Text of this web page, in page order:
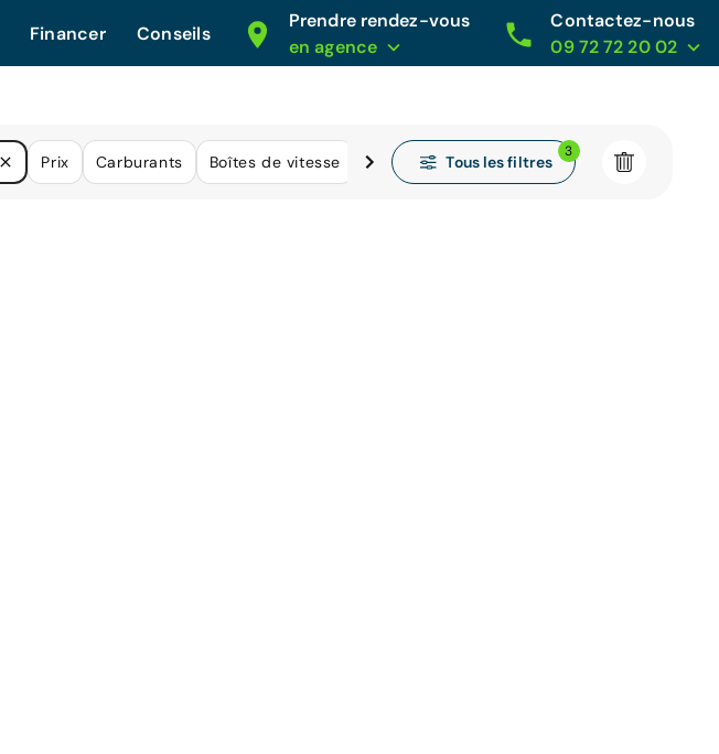
Financer Conseils
Prendre rendez-vous
en agence
Contactez-nous
09 72 72 20 02
Prix Carburants Boîtes de vitesse KilométrageTous les filtres
3